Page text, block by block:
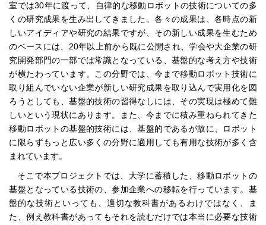
室では30年に渡って、自律的な移動ロボットの技術についての多
くの研究成果を生み出してきました。各々の成果は、各時点の新
しいアイディアや研究の結果ですが、その新しい成果を生むため
のベースには、20年以上前から既に公開され、学会や大企業の研
究開発部門の一部では常識となっている、基盤的な考え方や技術
が横たわっています。この分野では、今まで移動ロボット技術に
取り組んでいない企業が新しい研究成果を取り込んで実用化を図
ろうとしても、基盤的技術の習得なしには、その実現は極めて難
しいという現状にあります。また、今までに積み重ねられてきた
移動ロボットの基盤的技術には、基盤的であるが故に、ロボット
に限らずもっと広い多くの分野に適用しても有用な技術が多く含
まれています。
そこで本プロジェクトでは、大学に蓄積した、移動ロボットの
基盤となっている技術の、参加企業への移転を行っています。基
盤的な技術といっても、適切な教科書があるわけではなく、ま
た、例え教科書があってもそれを読むだけでは本当に必要な技術